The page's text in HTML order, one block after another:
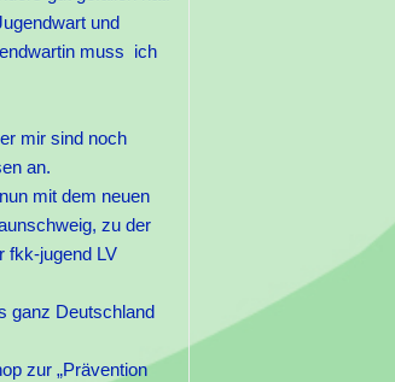
und
muss ich
mir sind noch
an.
mit dem neuen
zu der
fkk-jugend LV
ganz Deutschland
zur „Prävention